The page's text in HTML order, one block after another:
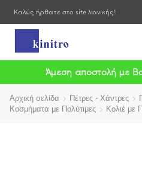
Καλώς ήρθατε στο site λιανικής!
Άμεση αποστολή με
Αρχική σελίδα Πέτρες - Χάντρες
Κοσμήματα με Πολύτιμες
Κολιέ με